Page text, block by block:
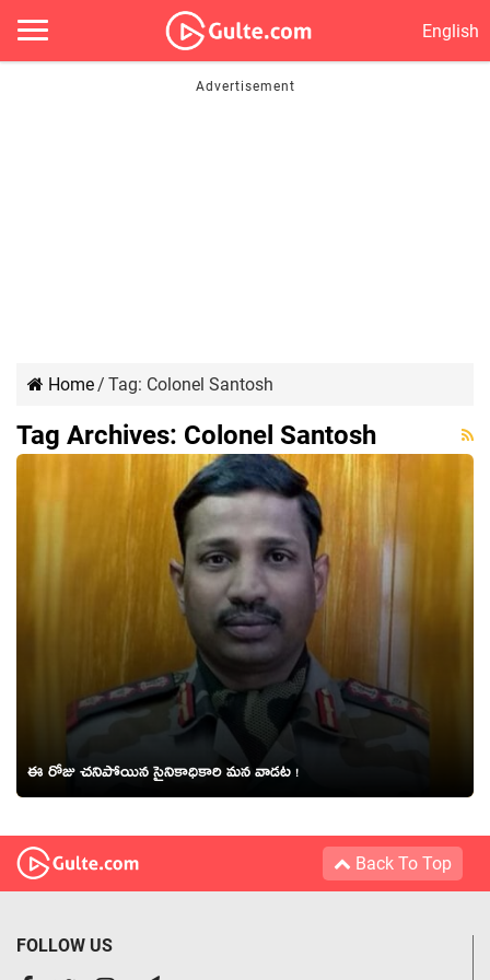
English
Home/ Tag: Colonel Santosh
Tag Archives: Colonel Santosh
ఈ రోజు చనిపోయిన సైనికాధికారి మన వాడట !
Back To Top
FOLLOW US